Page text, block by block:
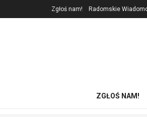
Zgłoś nam! Radomskie
ZGŁOŚ NAM!